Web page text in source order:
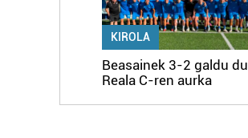
KIROLA
Beasainek 3-2 galdu du
Reala C-ren aurka